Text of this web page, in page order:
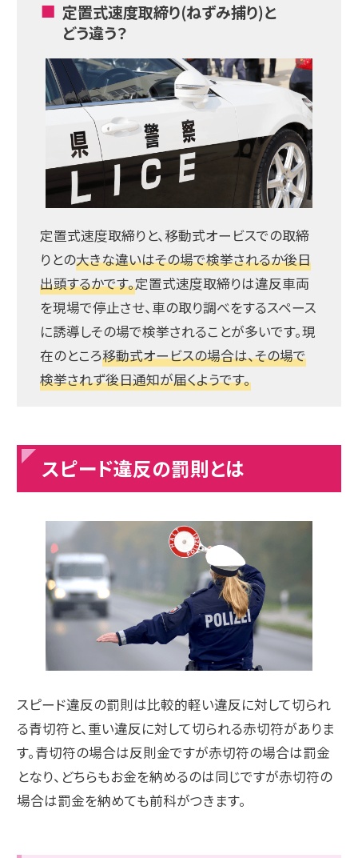
定置式速度取締り(ねずみ捕り)と
どう違う？
定置式速度取締りと、移動式オービスでの取締
りとの大きな違いはその場で検挙されるか後日
出頭するかです。定置式速度取締りは違反車両
を現場で停止させ、車の取り調べをするスペース
に誘導しその場で検挙されることが多いです。現
在のところ移動式オービスの場合は、その場で
検挙されず後日通知が届くようです。
スピード違反の罰則とは
スピード違反の罰則は比較的軽い違反に対して切られ
る青切符と、重い違反に対して切られる赤切符がありま
す。青切符の場合は反則金ですが赤切符の場合は罰金
となり、どちらもお金を納めるのは同じですが赤切符の
場合は罰金を納めても前科がつきます。